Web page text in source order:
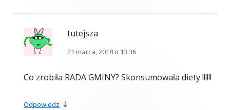
tutejsza
21 marca, 2018 o 13:36
Co zrobiła RADA GMINY? Skonsumowała diety !!!!!!
Odpowiedz ↓